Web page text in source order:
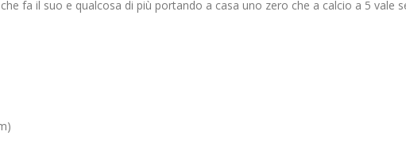
fa il suo e qualcosa di più portando a casa uno zero che a calcio a 5 vale